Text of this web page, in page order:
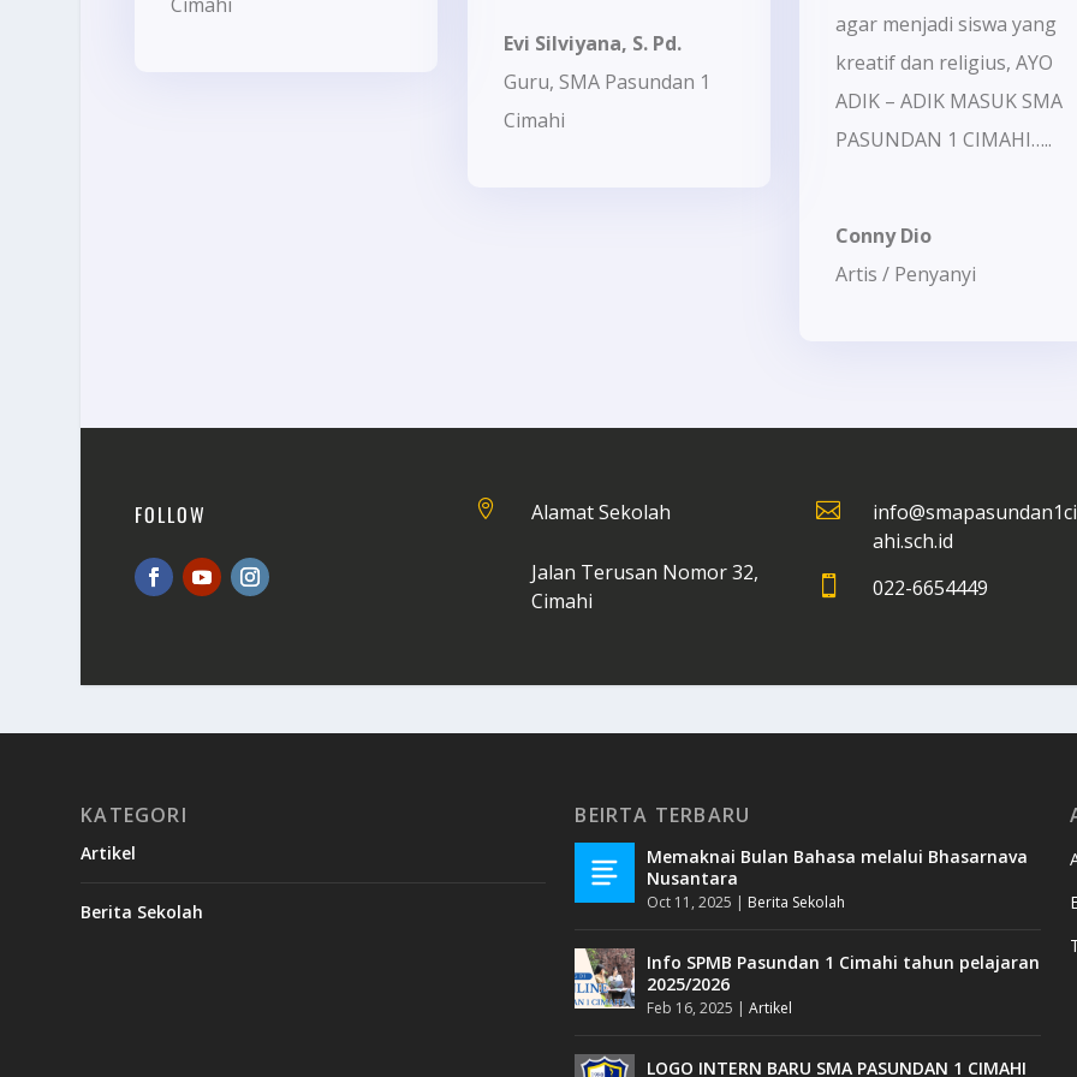
Evi Silviyana, S. Pd.
Guru, SMA Pasundan 1
Cimahi
agar menjadi siswa yang
kreatif dan religius, AYO
ADIK – ADIK MASUK SMA
PASUNDAN 1 CIMAHI…..
Conny Dio
Artis / Penyanyi
FOLLOW  Alamat Sekolah
Jalan Terusan Nomor 32,
Cimahi

ahi.sch.id
 022-6654449
KATEGORI
Artikel
Berita Sekolah
BEIRTA TERBARU
Memaknai Bulan Bahasa melalui Bhasarnava
Nusantara
Oct 11, 2025 | Berita Sekolah
Info SPMB Pasundan 1 Cimahi tahun pelajaran
2025/2026
Feb 16, 2025 |Artikel
LOGO INTERN BARU SMA PASUNDAN 1 CIMAHI